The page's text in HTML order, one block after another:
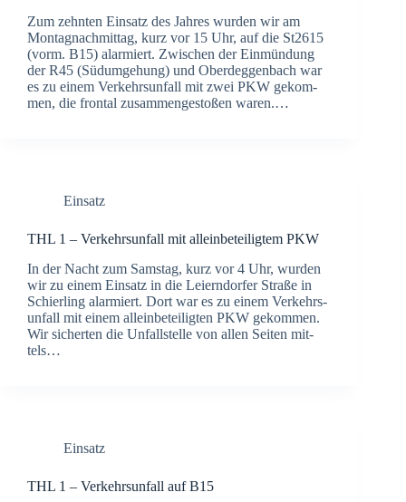
Zum zehn­ten Ein­satz des Jah­res wur­den wir am
Mon­tag­nach­mit­tag, kurz vor 15 Uhr, auf die St2615
(vorm. B15) alar­miert. Zwi­schen der Ein­mün­dung
der R45 (Süd­um­ge­hung) und Oberdeg­gen­bach war
es zu einem Ver­kehrs­un­fall mit zwei PKW gekom­
men, die fron­tal zusam­men­ge­sto­ßen waren.…
Einsatz
THL 1 – Ver­kehrs­un­fall mit allein­be­tei­lig­tem PKW
In der Nacht zum Sams­tag, kurz vor 4 Uhr, wur­den
wir zu einem Ein­satz in die Lei­ern­dor­fer Stra­ße in
Schier­ling alar­miert. Dort war es zu einem Ver­kehrs­
un­fall mit einem allein­be­tei­lig­ten PKW gekom­men.
Wir sicher­ten die Unfall­stel­le von allen Sei­ten mit­
tels…
Einsatz
THL 1 – Ver­kehrs­un­fall auf B15